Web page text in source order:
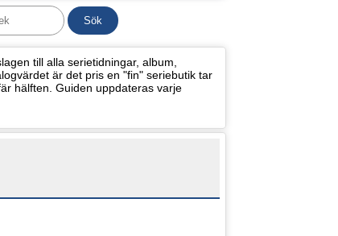
till alla serietidningar, album,
är det pris en "fin" seriebutik tar
hälften. Guiden uppdateras varje